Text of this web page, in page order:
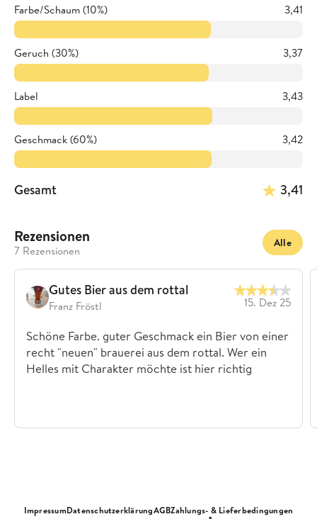
Farbe/Schaum (10%)
3,41
Geruch (30%) 3,37
Label 3,43
Geschmack (60%) 3,42
Gesamt 3,41
Rezensionen
7 Rezensionen
Alle
Gutes Bier aus dem rottal
Franz Fröstl 15. Dez 25
Schöne Farbe. guter Geschmack ein Bier von einer
recht "neuen" brauerei aus dem rottal. Wer ein
Helles mit Charakter möchte ist hier richtig
ImpressumDatenschutzerklärungAGBZahlungs- & Lieferbedingungen